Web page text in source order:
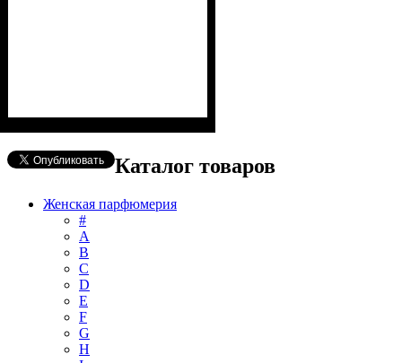
Каталог товаров
Женская парфюмерия
#
А
B
C
D
E
F
G
H